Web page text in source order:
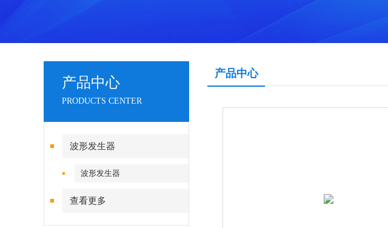
产品中心
PRODUCTS CENTER
波形发生器
波形发生器
查看更多
产品中心